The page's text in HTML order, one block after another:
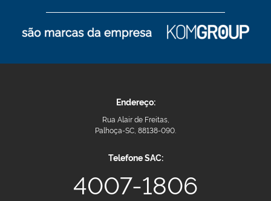
Endereço:
Rua Alair de Freitas,
Palhoça-SC, 88138-090.
Telefone SAC:
4007-1806